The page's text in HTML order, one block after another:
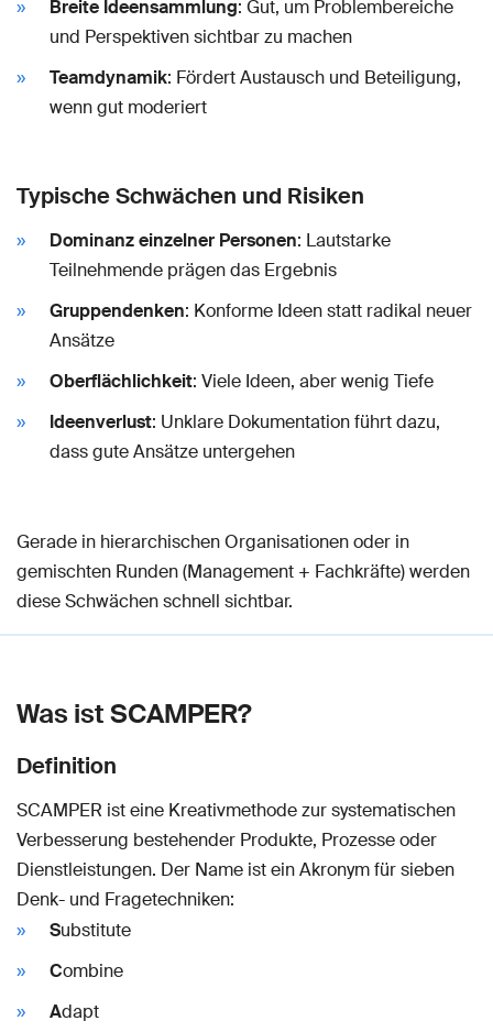
Breite Ideensammlung: Gut, um Problembereiche
und Perspektiven sichtbar zu machen
Teamdynamik: Fördert Austausch und Beteiligung,
wenn gut moderiert
Typische Schwächen und Risiken
Dominanz einzelner Personen: Lautstarke
Teilnehmende prägen das Ergebnis
Gruppendenken: Konforme Ideen statt radikal neuer
Ansätze
Oberflächlichkeit: Viele Ideen, aber wenig Tiefe
Ideenverlust: Unklare Dokumentation führt dazu,
dass gute Ansätze untergehen
Gerade in hierarchischen Organisationen oder in
gemischten Runden (Management + Fachkräfte) werden
diese Schwächen schnell sichtbar.
Was ist SCAMPER?
Definition
SCAMPER ist eine Kreativmethode zur systematischen
Verbesserung bestehender Produkte, Prozesse oder
Dienstleistungen. Der Name ist ein Akronym für sieben
Denk- und Fragetechniken:
Substitute
Combine
Adapt